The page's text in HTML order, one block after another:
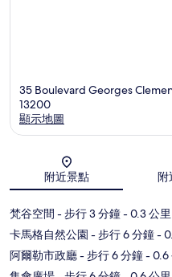
35 Boulevard Georges
13200
顯示地圖
附近景點 附
梵谷空間 - 步行 3 分鐘- 0.3 公里
卡馬格自然公園 - 步行 6 分鐘-
阿爾勒市政廳- 步行 6 分鐘- 0.6